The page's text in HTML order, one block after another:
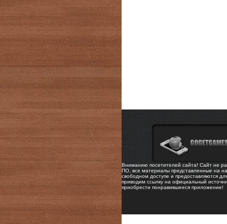
Вниманию посетителей сайта! Сайт не
ПО, все материалы представленные на
свободном доступе и предоставляются
приводим ссылку на официальный
приобрести понравившееся приложение!